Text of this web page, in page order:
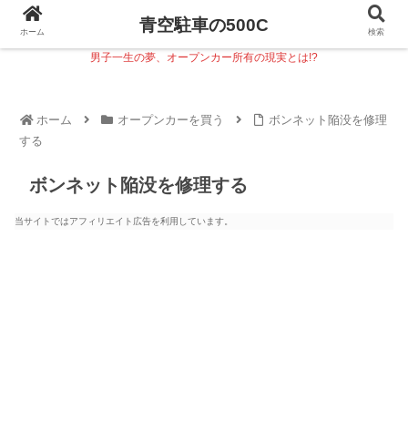
男子一生の夢、オープンカー所有の現実とは!?
ホーム オープンカーを買う
ボンネット陥没を修理
する
ボンネット陥没を修理する
当サイトではアフィリエイト広告を利用しています。
ホーム 青空駐車の500C 検索